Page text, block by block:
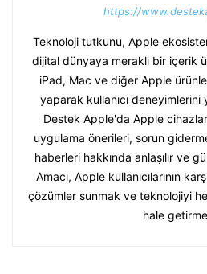
https://
Teknoloji tutkunu, Apple
dijital dünyaya meraklı bir içerik
iPad, Mac ve diğer Apple
yaparak kullanıcı
Destek Apple'da Apple
uygulama önerileri, sorun
haberleri hakkında anlaşılır ve
Amacı, Apple kullanıcılarının
çözümler sunmak ve teknolojiyi
hale